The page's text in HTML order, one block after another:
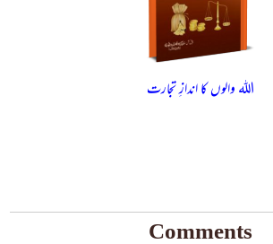
اللہ والوں کا اندازِ تجارت
Comments